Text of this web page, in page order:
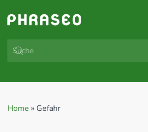
Zum Hauptinhalt springen
Home » Gefahr